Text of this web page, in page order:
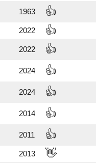
1963 👍
2022 👍
2022 👍
2024 👍
2024 👍
2014 👍
2011 👍
2013 👋